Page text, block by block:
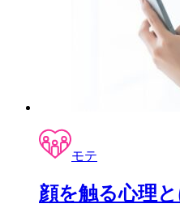
モテ
顔を触る心理